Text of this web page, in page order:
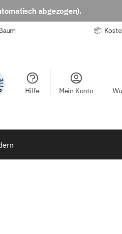
abgezogen).
📦
Hilfe Mein Konto